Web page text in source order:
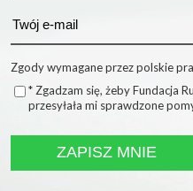
Zgody wymagane przez polskie
* Zgadzam się, żeby Fundacja
przesyłała mi sprawdzone